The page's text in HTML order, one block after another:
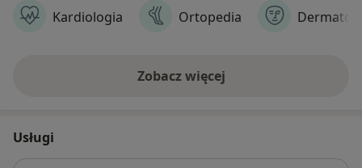
Kardiologia Ortopedia
Zobacz więcej
Usługi